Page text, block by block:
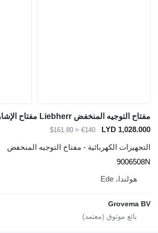
LYD 1,028.000
€140
≈ $161.80
التجهيزات الكهربائية - مفتاح التوجيه المنخفض
9006508N
هولندا، Ede
Grovema BV